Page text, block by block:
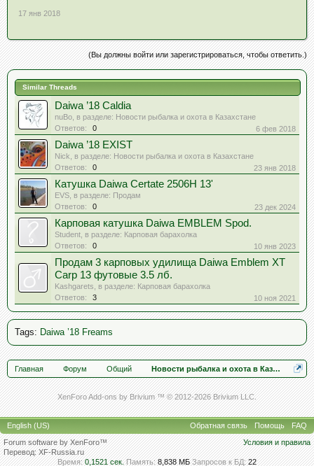
17 янв 2018
(Вы должны войти или зарегистрироваться, чтобы ответить.)
Similar Threads
Daiwa ’18 Caldia
nuBo , в разделе: Новости рыбалка и охота в Казахстане
Ответов:
0 6 фев 2018
Daiwa ’18 EXIST
Nick , в разделе: Новости рыбалка и охота в Казахстане
Ответов:
0 23 янв 2018
Катушка Daiwa Certate 2506H 13'
EVS , в разделе: Продам
Ответов:
0 23 дек 2024
Карповая катушка Daiwa EMBLEM Spod.
Student , в разделе: Карповая барахолка
Ответов:
0 10 янв 2023
Продам 3 карповых удилища Daiwa Emblem XT
Carp 13 футовые 3.5 лб.
Kashgarets , в разделе: Карповая барахолка
Ответов:
3 10 ноя 2021
Tags: Daiwa ’18 Freams
Главная Форум Общий Новости рыбалка и охота в Казахстане
XenForo Add-ons by Brivium ™ © 2012-2026 Brivium LLC.
English (US) Обратная связь Помощь
FAQ
Условия и правила
Forum software by XenForo™
Перевод:XF-Russia.ru
Время: 0,1521 сек. Память: 8,838 МБ Запросов к БД: 22